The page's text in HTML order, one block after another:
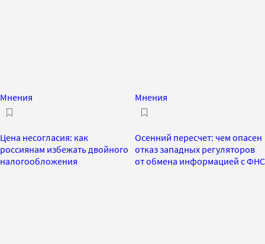
Мнения
Цена несогласия: как
россиянам избежать двойного
налогообложения
Мнения
Осенний пересчет: чем опасен
отказ западных регуляторов
от обмена информацией с ФНС